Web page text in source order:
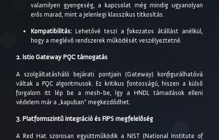
valamilyen gyengeség, a kapcsolat még mindig ugyanolyan
erős marad, mint a jelenlegi klasszikus titkosítás.
Kompatibilitás: Lehetővé teszi a fokozatos átállást anélkül,
hogy a meglévő rendszerek működését veszélyeztetné.
2. Istio Gateway PQC támogatás
A szolgáltatásháló bejárati pontjain (Gateway) konfigurálhatóvá
váltak a PQC algoritmusok. Ez kritikus fontosságú, hiszen a külső
forgalom itt lép be a mesh-be, így a HNDL támadások elleni
védelem már a „kapuban” megkezdődhet.
3. Platformszintű integráció és FIPS megfelelőség
A Red Hat szorosan együttműködik a NIST (National Institute of